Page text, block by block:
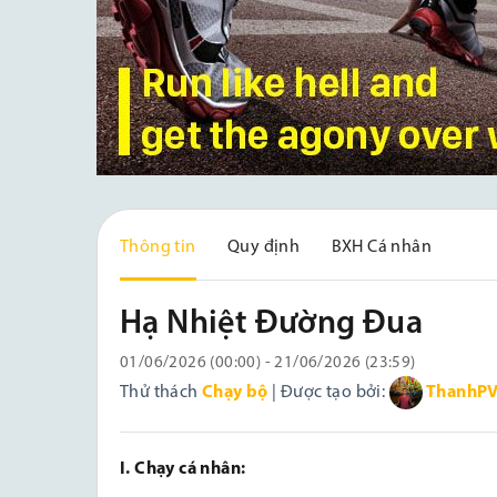
Thông tin Quy định BXH Cá nhân
Hạ Nhiệt Đường Đua
01/06/2026 (00:00) - 21/06/2026 (23:59)
Thử thách Chạy bộ | Được tạo bởi:
I. Chạy cá nhân: